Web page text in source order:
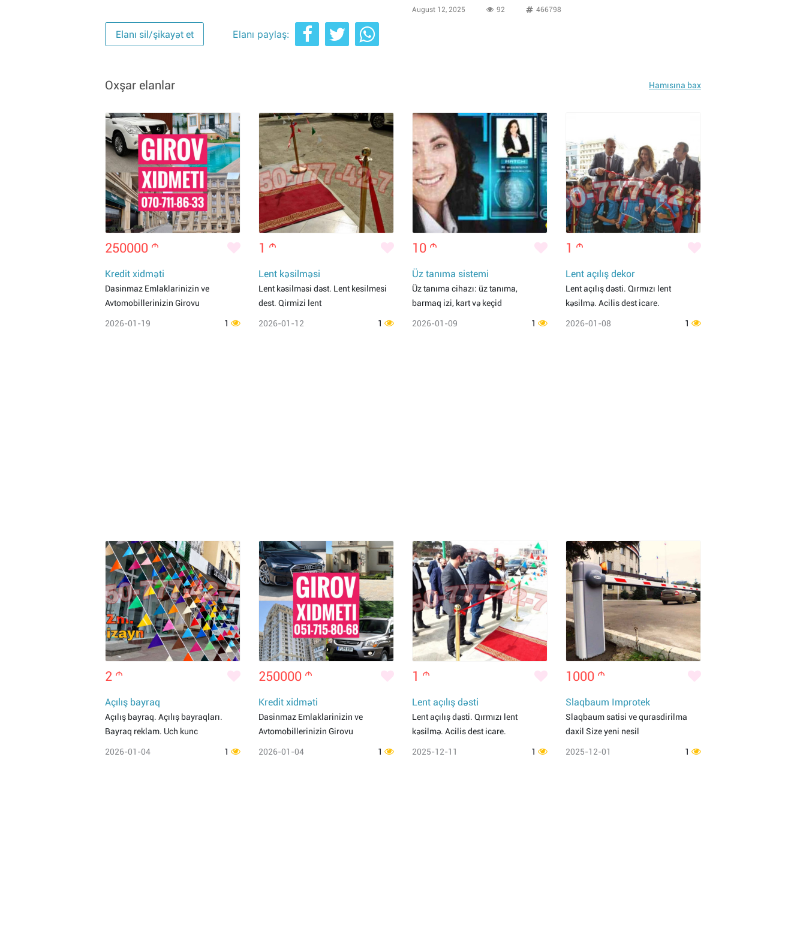
August 12, 2025 92 466798
Elanı sil/şikayət et Elanı paylaş:
Oxşar elanlar Hamısına bax
250000 m
Kredit xidməti
Dasinmaz Emlaklarinizin ve
Avtomobillerinizin Girovu
2026-01-19 1
1 m
Lent kəsilməsi
Lent kəsilməsi dəst. Lent kesilmesi
dest. Qirmizi lent
2026-01-12 1
10 m
Üz tanıma sistemi
Üz tanıma cihazı: üz tanıma,
barmaq izi, kart və keçid
2026-01-09 1
1 m
Lent açılış dekor
Lent açılış dəsti. Qırmızı lent
kəsilmə. Acilis dest icare.
2026-01-08 1
2 m
Açılış bayraq
Açılış bayraq. Açılış bayraqları.
Bayraq reklam. Uch kunc
2026-01-04 1
250000 m
Kredit xidməti
Dasinmaz Emlaklarinizin ve
Avtomobillerinizin Girovu
2026-01-04 1
1 m
Lent açılış dəsti
Lent açılış dəsti. Qırmızı lent
kəsilmə. Acilis dest icare.
2025-12-11 1
1000 m
Slaqbaum Improtek
Slaqbaum satisi ve qurasdirilma
daxil Size yeni nesil
2025-12-01 1